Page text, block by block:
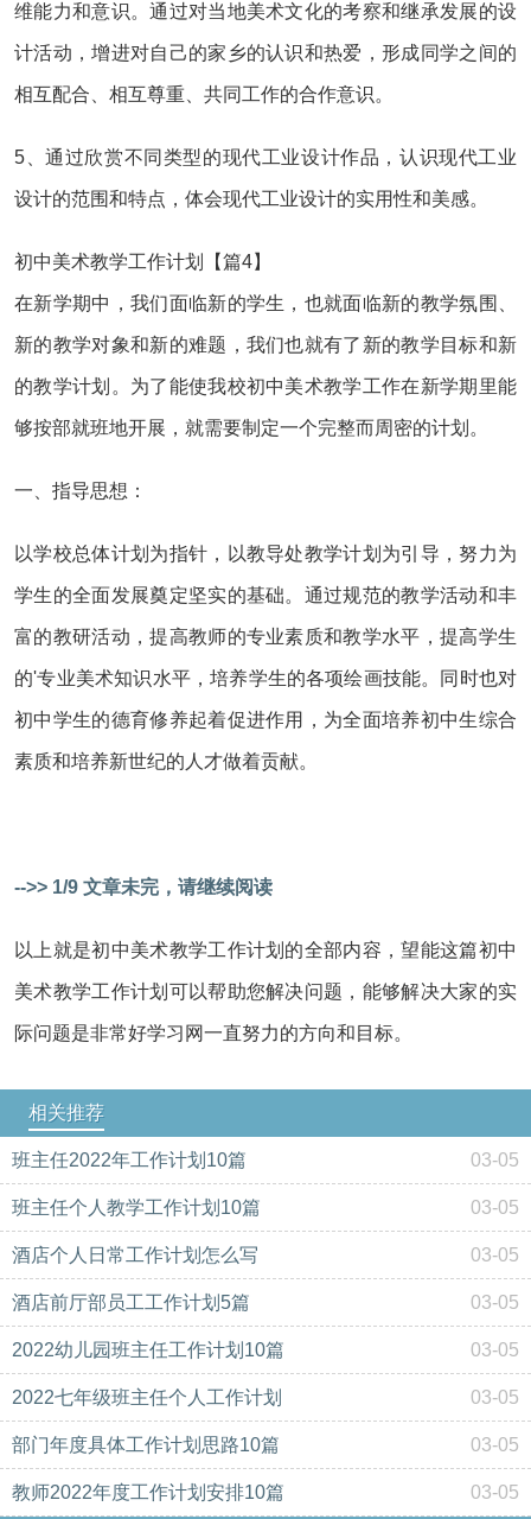
维能力和意识。通过对当地美术文化的考察和继承发展的设
计活动，增进对自己的家乡的认识和热爱，形成同学之间的
相互配合、相互尊重、共同工作的合作意识。
5、通过欣赏不同类型的现代工业设计作品，认识现代工业
设计的范围和特点，体会现代工业设计的实用性和美感。
初中美术教学工作计划【篇4】
在新学期中，我们面临新的学生，也就面临新的教学氛围、
新的教学对象和新的难题，我们也就有了新的教学目标和新
的教学计划。为了能使我校初中美术教学工作在新学期里能
够按部就班地开展，就需要制定一个完整而周密的计划。
一、指导思想：
以学校总体计划为指针，以教导处教学计划为引导，努力为
学生的全面发展奠定坚实的基础。通过规范的教学活动和丰
富的教研活动，提高教师的专业素质和教学水平，提高学生
的'专业美术知识水平，培养学生的各项绘画技能。同时也对
初中学生的德育修养起着促进作用，为全面培养初中生综合
素质和培养新世纪的人才做着贡献。
-->> 1/9 文章未完，请继续阅读
以上就是初中美术教学工作计划的全部内容，望能这篇初中
美术教学工作计划可以帮助您解决问题，能够解决大家的实
际问题是非常好学习网一直努力的方向和目标。
相关推荐
班主任2022年工作计划10篇 03-05
班主任个人教学工作计划10篇 03-05
酒店个人日常工作计划怎么写 03-05
酒店前厅部员工工作计划5篇 03-05
2022幼儿园班主任工作计划10篇 03-05
2022七年级班主任个人工作计划 03-05
部门年度具体工作计划思路10篇 03-05
教师2022年度工作计划安排10篇 03-05